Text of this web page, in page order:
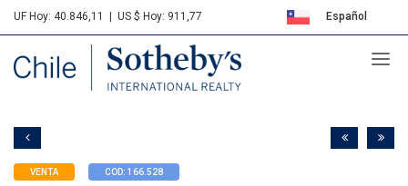
UF Hoy: 40.846,11 US $ Hoy: 911,77 Español
Sotheby's
VENTA COD: 166.528